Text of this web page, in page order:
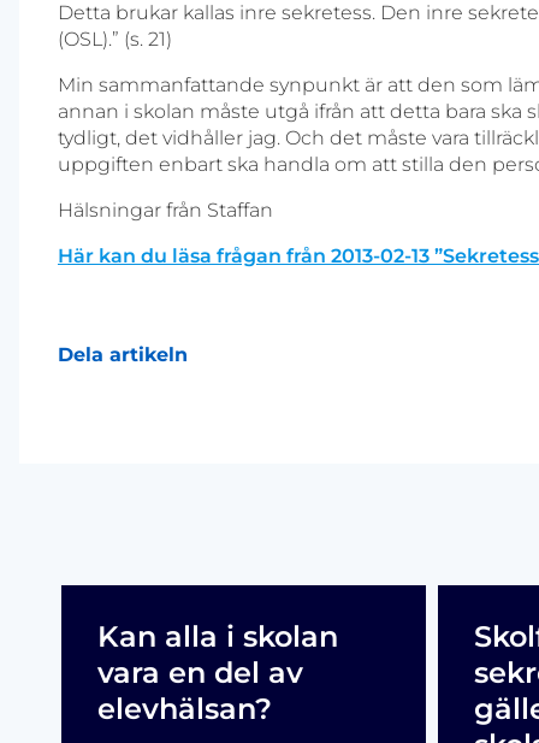
Detta brukar kallas inre sekretess. Den inre
(OSL).” (s. 21)
Min sammanfattande synpunkt är att den som
annan i skolan måste utgå ifrån att detta bara ska
tydligt, det vidhåller jag. Och det måste vara
uppgiften enbart ska handla om att stilla den
Hälsningar från Staffan
Här kan du läsa frågan från 2013-02-13
Dela artikeln
Kan alla i skolan
vara en del av
elevhälsan?